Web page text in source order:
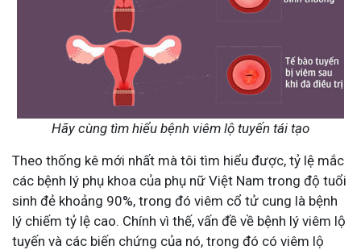
Hãy cùng tìm hiểu bệnh viêm lộ tuyến tái tạo
Theo thống kê mới nhất mà tôi tìm hiểu được, tỷ lệ mắc
các bệnh lý phụ khoa của phụ nữ Việt Nam trong độ tuổi
sinh đẻ khoảng 90%, trong đó viêm cổ tử cung là bệnh
lý chiếm tỷ lệ cao. Chính vì thế, vấn đề về bệnh lý viêm lộ
tuyến và các biến chứng của nó, trong đó có viêm lộ